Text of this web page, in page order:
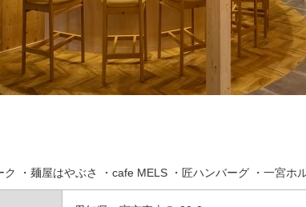
・麺屋はやぶさ ・cafe MELS ・匠ハンバーグ ・一宮ホ